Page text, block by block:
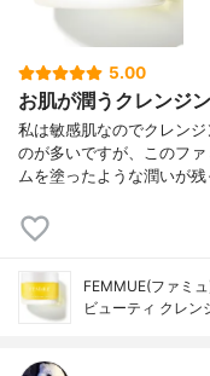
5.00
お肌が潤うクレンジ
私は敏感肌なのでクレン
のが多いですが、このフ
ムを塗ったような潤いが
FEMMUE(ファミ
ビューティ クレン